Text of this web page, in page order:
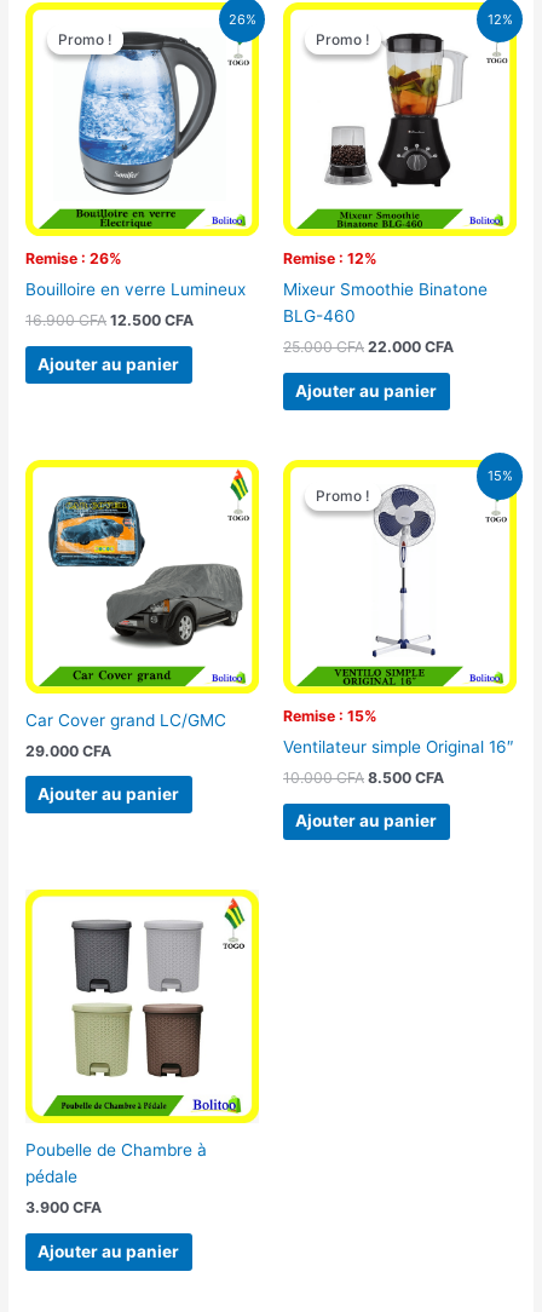
26%
Promo !
Remise : 26%
Promo !
Bouilloire en verre Lumineux
16.900CFA
Le
prix
initial
16.900 CFA.
12.500CFA
Le
prix
actuel
est :
12.500 CFA.
Ajouter au panier
12%
Promo !
Remise : 12%
Promo !
Mixeur Smoothie Binatone
BLG-460
25.000CFA
Le
prix
initial
était :
25.000 CFA.
22.000 CFA
Le
prix
actuel
est :
Ajouter au panier
Car Cover grand LC/GMC
29.000CFA
Ajouter au panier
15%
Promo !
Remise : 15%
Promo !
Ventilateur simple Original 16″
10.000CFA
Le
prix
initial
était :
10.000 CFA.
8.500 CFA
Le
Ajouter au panier
Poubelle de Chambre à
pédale
3.900CFA
Ajouter au panier